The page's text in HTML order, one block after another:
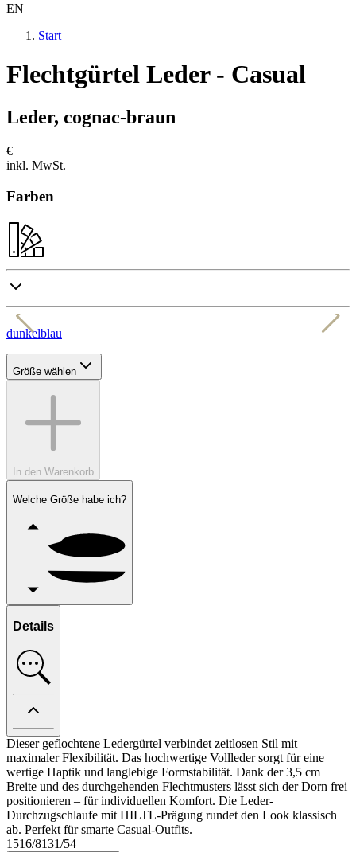
EN
Start
Flechtgürtel Leder - Casual
Leder, cognac-braun
€
inkl. MwSt.
Farben
dunkelblau
Größe wählen
In den Warenkorb
Welche Größe habe ich?
Details
Dieser geflochtene Ledergürtel verbindet zeitlosen Stil mit
maximaler Flexibilität. Das hochwertige Vollleder sorgt für eine
wertige Haptik und langlebige Formstabilität. Dank der 3,5 cm
Breite und des durchgehenden Flechtmusters lässt sich der Dorn frei
positionieren – für individuellen Komfort. Die Leder-
Durchzugschlaufe mit HILTL-Prägung rundet den Look klassisch
ab. Perfekt für smarte Casual-Outfits.
1516/8131/54